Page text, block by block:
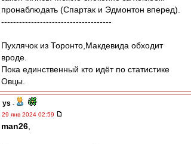
пронаблюдать (Спартак и Эдмонтон вперед).
-------------------------------------
Пухлячок из Торонто,Макдевида обходит
вроде.
Пока единственный кто идёт по статистике
Овцы.
ys -
29 янв 2024 02:59
man26